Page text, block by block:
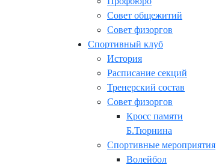
Совет общежитий
Совет физоргов
Спортивный клуб
История
Расписание секций
Тренерский состав
Совет физоргов
Кросс памяти
Б.Тюрнина
Спортивные мероприятия
Волейбол